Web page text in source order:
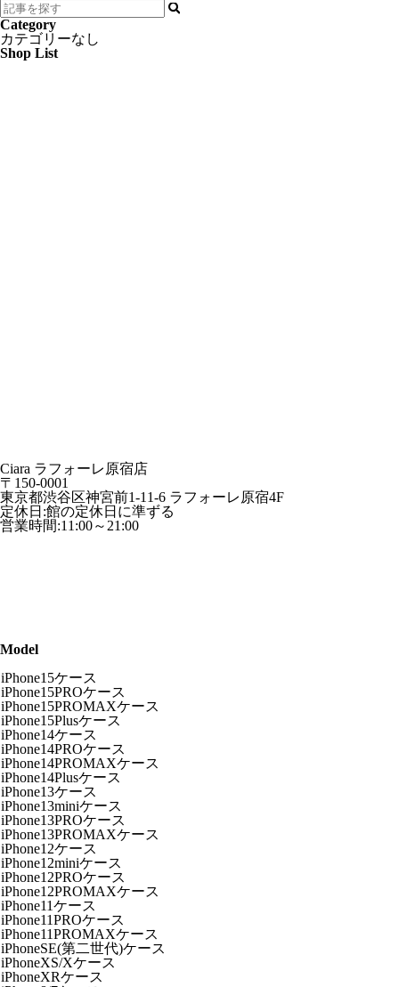
Category
カテゴリーなし
Shop List
Ciara ラフォーレ原宿店
〒150-0001
東京都渋谷区神宮前1-11-6 ラフォーレ原宿4F
定休日:館の定休日に準ずる
営業時間:11:00～21:00
Model
iPhone15ケース
iPhone15PROケース
iPhone15PROMAXケース
iPhone15Plusケース
iPhone14ケース
iPhone14PROケース
iPhone14PROMAXケース
iPhone14Plusケース
iPhone13ケース
iPhone13miniケース
iPhone13PROケース
iPhone13PROMAXケース
iPhone12ケース
iPhone12miniケース
iPhone12PROケース
iPhone12PROMAXケース
iPhone11ケース
iPhone11PROケース
iPhone11PROMAXケース
iPhoneSE(第二世代)ケース
iPhoneXS/Xケース
iPhoneXRケース